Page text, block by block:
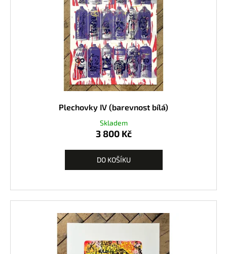
Plechovky IV (barevnost bílá)
Skladem
3 800 Kč
DO KOŠÍKU